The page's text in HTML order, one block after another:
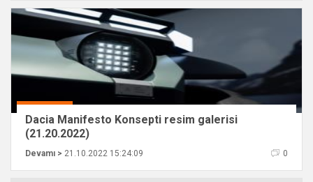
Dacia Manifesto Konsepti resim galerisi
(21.20.2022)
Devamı > 21.10.2022 15:24:09 0